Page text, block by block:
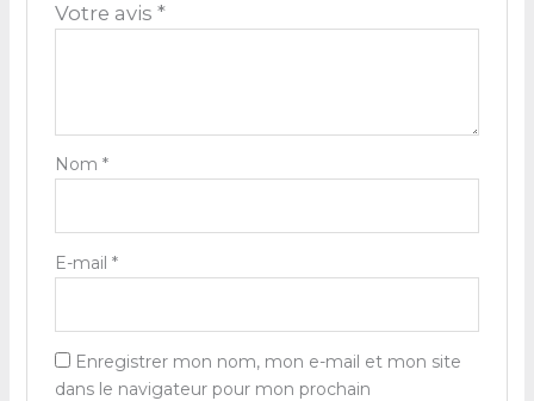
Votre avis *
Nom *
E-mail *
Enregistrer mon nom, mon e-mail et mon site
dans le navigateur pour mon prochain